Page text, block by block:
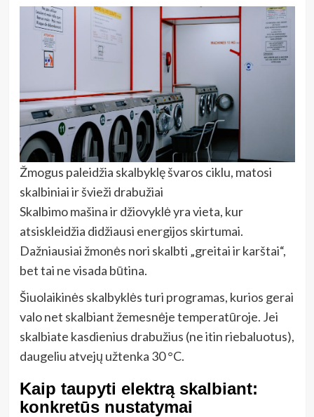
Žmogus paleidžia skalbyklę švaros ciklu, matosi
skalbiniai ir švieži drabužiai
Skalbimo mašina ir džiovyklė yra vieta, kur
atsiskleidžia didžiausi energijos skirtumai.
Dažniausiai žmonės nori skalbti „greitai ir karštai“,
bet tai ne visada būtina.
Šiuolaikinės skalbyklės turi programas, kurios gerai
valo net skalbiant žemesnėje temperatūroje. Jei
skalbiate kasdienius drabužius (ne itin riebaluotus),
daugeliu atvejų užtenka 30 °C.
Kaip taupyti elektrą skalbiant:
konkretūs nustatymai